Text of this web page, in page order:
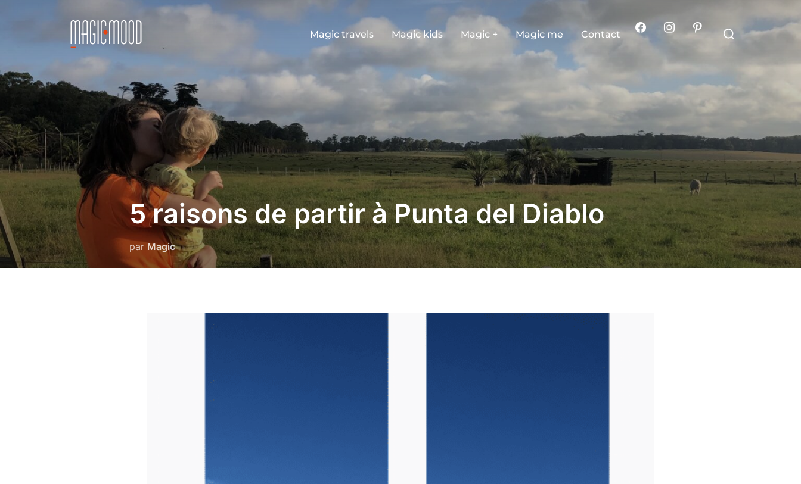
Magic travels Magic kids Magic + Magic me Contact
Rechercher :
5 raisons de partir à Punta del Diablo
parMagic